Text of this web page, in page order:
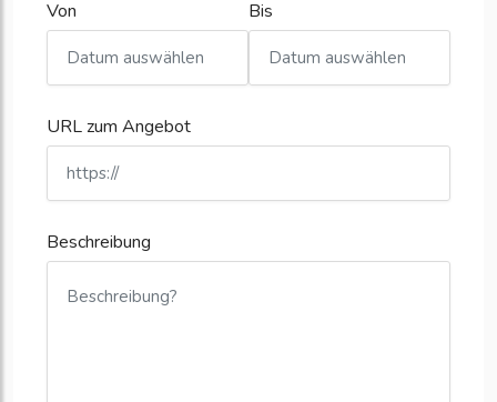
Von Bis
URL zum Angebot
Beschreibung